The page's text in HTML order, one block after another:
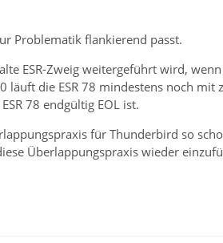
Problematik flankierend passt.
ESR-Zweig weitergeführt wird, wenn
läuft die ESR 78 mindestens noch mit
78 endgültig EOL ist.
für Thunderbird so
Überlappungspraxis wieder